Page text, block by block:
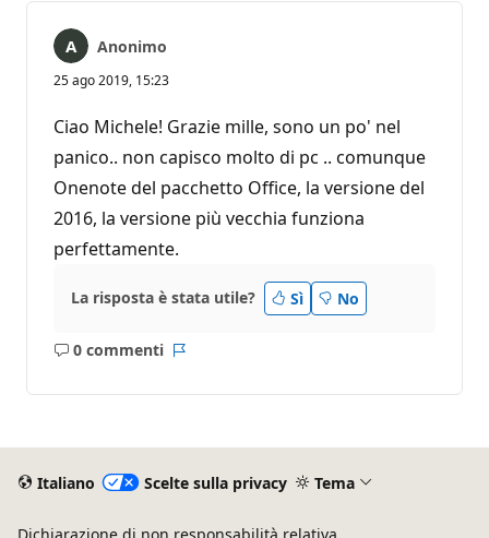
Anonimo
25 ago 2019, 15:23
Ciao Michele! Grazie mille, sono un po' nel
panico.. non capisco molto di pc .. comunque
Onenote del pacchetto Office, la versione del
2016, la versione più vecchia funziona
perfettamente.
La risposta è stata utile? Sì No
0 commenti
Nessun
Italiano Scelte sulla privacy Tema